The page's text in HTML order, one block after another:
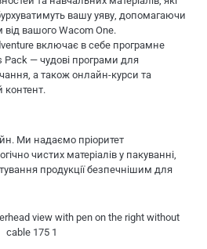
вашу уяву, допомагаючи
вашого Wacom One.
включає в себе програмне
Pack — чудові програми для
а також онлайн-курси та
контент.
Ми надаємо пріоритет
чистих матеріалів у пакуванні,
продукції безпечнішим для